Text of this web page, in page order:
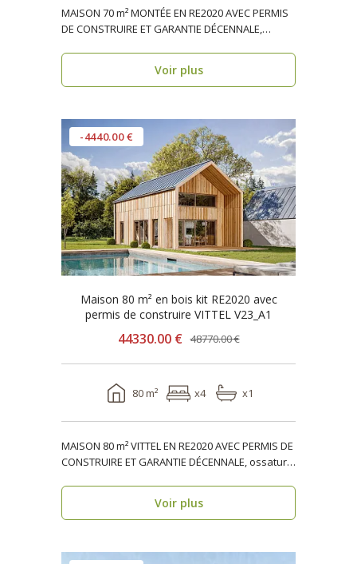
MAISON 70 m² MONTÉE EN RE2020 AVEC PERMIS
DE CONSTRUIRE ET GARANTIE DÉCENNALE,
Voir plus
-4440.00 €
Maison 80 m² en bois kit RE2020 avec
permis de construire VITTEL V23_A1
44330.00 € 48770.00 €
80 m² x4 x1
MAISON 80 m² VITTEL EN RE2020 AVEC PERMIS DE
CONSTRUIRE ET GARANTIE DÉCENNALE, ossature
Voir plus